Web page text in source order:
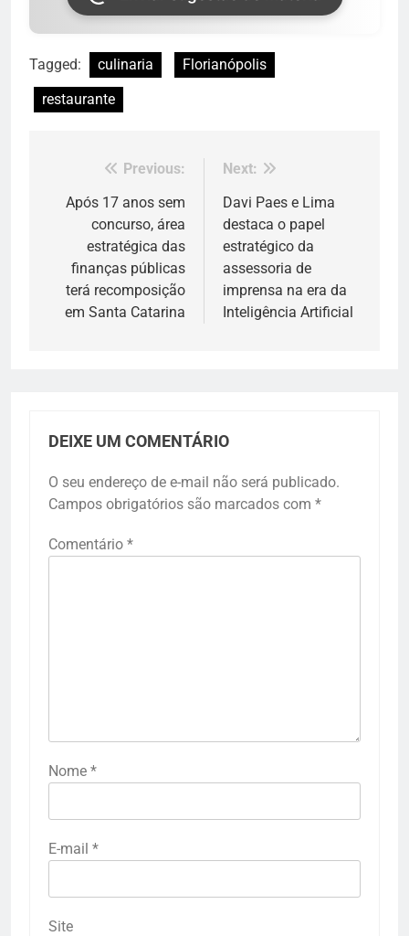
Tagged: culinaria
Florianópolis
restaurante
Navegação
de
Post
Previous:
Após 17 anos sem
concurso, área
estratégica das
finanças públicas
terá recomposição
em Santa Catarina
Next:
Davi Paes e Lima
destaca o papel
estratégico da
assessoria de
imprensa na era da
Inteligência Artificial
DEIXE UM COMENTÁRIO
O seu endereço de e-mail não será publicado.
Campos obrigatórios são marcados com *
Comentário *
Nome *
E-mail *
Site